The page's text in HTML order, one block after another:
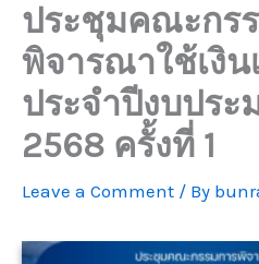
ประชุมคณะกร
พิจารณาใช้เงิน
ประจำปีงบประ
2568 ครั้งที่ 1
Leave a Comment / By